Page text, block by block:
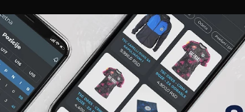
A TIM ČLANSTVO AKREDITACIJE KLUB AKADEMIJA